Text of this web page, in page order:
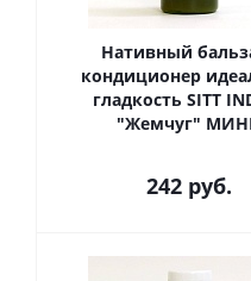
Нативный
кондиционер
гладкость SITT
"Жемчуг"
242 руб.